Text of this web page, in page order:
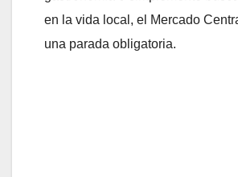
en la vida local, el Mercado
una parada obligatoria.